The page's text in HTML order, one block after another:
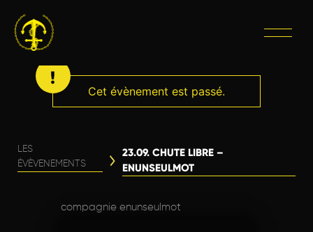
Cet évènement est passé.
LES
ÉVÈVENEMENTS
23.09. CHUTE LIBRE –
ENUNSEULMOT
compagnie enunseulmot